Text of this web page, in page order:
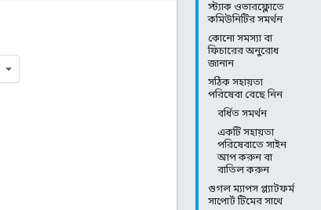
স্ট্যাক ওভারফ্লোতে
কমিউনিটির সমর্থন
কোনো সমস্যা বা
ফিচারের অনুরোধ
জানান
সঠিক সহায়তা
পরিষেবা বেছে নিন
বর্ধিত সমর্থন
একটি সহায়তা
পরিষেবাতে সাইন
আপ করুন বা
বাতিল করুন
গুগল ম্যাপস প্ল্যাটফর্ম
সাপোর্ট টিমের সাথে